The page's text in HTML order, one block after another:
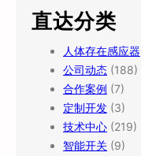
直达分类
人体存在感应器
公司动态 (188)
合作案例 (7)
定制开发 (3)
技术中心 (219)
智能开关 (9)